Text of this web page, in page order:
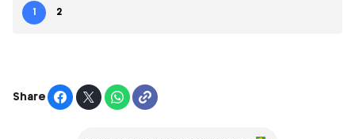
1 2
Share